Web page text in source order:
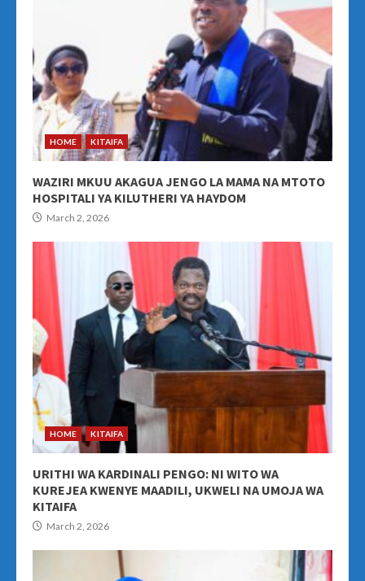
HOME KITAIFA
WAZIRI MKUU AKAGUA JENGO LA MAMA NA MTOTO
HOSPITALI YA KILUTHERI YA HAYDOM
March 2, 2026
HOME KITAIFA
URITHI WA KARDINALI PENGO: NI WITO WA
KUREJEA KWENYE MAADILI, UKWELI NA UMOJA WA
KITAIFA
March 2, 2026